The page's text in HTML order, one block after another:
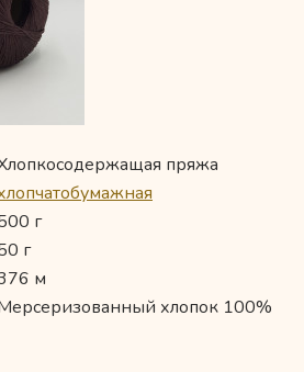
пряжа
г
г
м
хлопок 100%